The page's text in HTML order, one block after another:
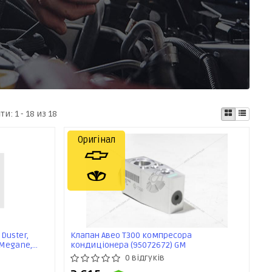
1 - 18 из 18
Клапан Авео Т300 компресора
кондиціонера (95072672) GM
0 відгуків
Оригінал